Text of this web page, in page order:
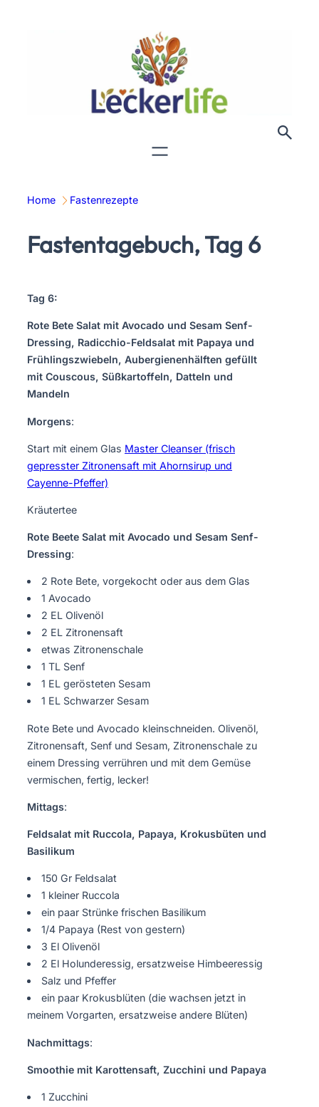
Home Fastenrezepte
Fastentagebuch, Tag 6
Tag 6:
Rote Bete Salat mit Avocado und Sesam Senf-
Dressing, Radicchio-Feldsalat mit Papaya und
Frühlingszwiebeln, Aubergienenhälften gefüllt
mit Couscous, Süßkartoffeln, Datteln und
Mandeln
Morgens:
Start mit einem Glas Master Cleanser (frisch
gepresster Zitronensaft mit Ahornsirup und
Cayenne-Pfeffer)
Kräutertee
Rote Beete Salat mit Avocado und Sesam Senf-
Dressing:
2 Rote Bete, vorgekocht oder aus dem Glas
1 Avocado
2 EL Olivenöl
2 EL Zitronensaft
etwas Zitronenschale
1 TL Senf
1 EL gerösteten Sesam
1 EL Schwarzer Sesam
Rote Bete und Avocado kleinschneiden. Olivenöl,
Zitronensaft, Senf und Sesam, Zitronenschale zu
einem Dressing verrühren und mit dem Gemüse
vermischen, fertig, lecker!
Mittags:
Feldsalat mit Ruccola, Papaya, Krokusbüten und
Basilikum
150 Gr Feldsalat
1 kleiner Ruccola
ein paar Strünke frischen Basilikum
1/4 Papaya (Rest von gestern)
3 El Olivenöl
2 El Holunderessig, ersatzweise Himbeeressig
Salz und Pfeffer
ein paar Krokusblüten (die wachsen jetzt in
meinem Vorgarten, ersatzweise andere Blüten)
Nachmittags:
Smoothie mit Karottensaft, Zucchini und Papaya
1 Zucchini